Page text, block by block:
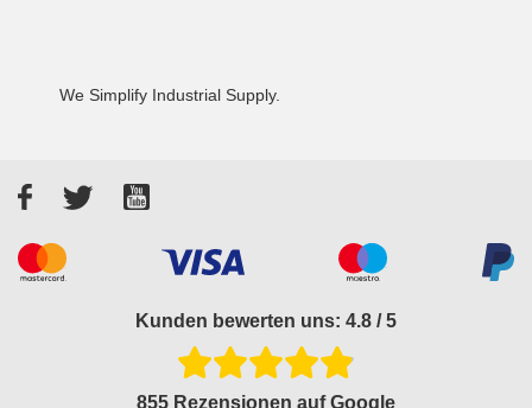
We Simplify Industrial Supply.
FacebookTwitterYouTube
Kunden bewerten uns: 4.8 / 5
855 Rezensionen auf Google